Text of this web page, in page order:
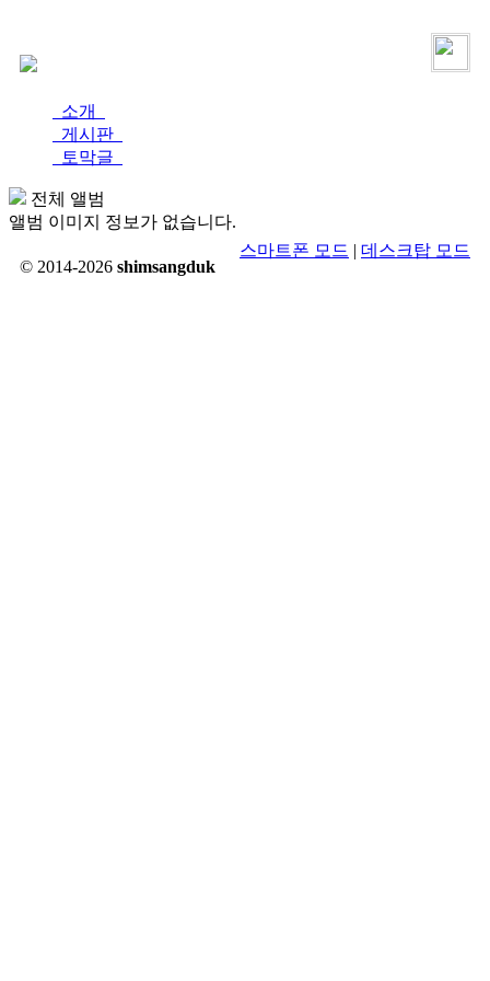
소개
게시판
토막글
전체 앨범
앨범 이미지 정보가 없습니다.
© 2014-2026 shimsangduk
스마트폰 모드 | 데스크탑 모드